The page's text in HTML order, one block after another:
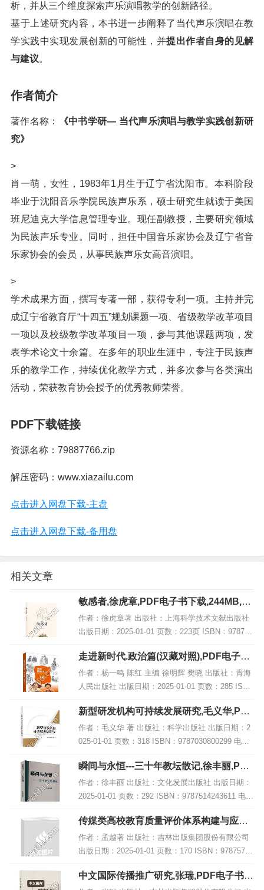
析，并从三个维度探索声乐演唱教学的创新路径。
基于上述研究内容，本书进一步阐释了当代声乐演唱在教
学实践中实现发展创新的可能性，并提出作者自身的见解
与建议。
作者简介
著作名称：
《中书学研— 当代声乐演唱与教学实践创新研
究》
>
肖一萌，女性，1983年1月生于辽宁省沈阳市。本科阶段
毕业于沈阳音乐学院民族声乐系，硕士研究生就读于美国
班尼迪克大学信息管理专业。现任副教授，主要研究领域
为民族声乐专业。同时，担任中国音乐家协会及辽宁省音
乐家协会的会员，从事民族声乐女高音演唱。
>
学术成果方面，撰写专著一部，获得专利一项。主持并完
成辽宁省教育厅“十四五”规划课题一项、省级教学改革项目
一项以及校级教学改革项目一项，参与其他课题两项，发
表学术论文十余篇。在多年的职业生涯中，专注于民族声
乐的教学工作，持续优化教学方式，并多次参与各类演出
活动，荣获教育协会授予的优秀教师荣誉。
PDF下载链接
资源名称：79887766.zip
解压密码：www.xiazailu.com
点击进入网盘下载-主盘
点击进入网盘下载-备用盘
相关文章
敏感者,徐虎章,PDF电子书下载,244MB,网
盘资源
作者：徐虎章著 出版社：上海科学技术文献出版社
出版日期：2025-01-01 页数：223页 ISBN：978754
3991064 电子书大小：244MB [高清扫描版PDF格
式] 内容简...
走进新时代.政治篇(汉藏对照),PDF电子书
网盘下载
作者：杨一鸣 陈红 主编 徐明辉 樊晓 出版社：青海
人民出版社 出版日期：2025-01-01 页数：285 ISB
N：9787225066783 电子书大小：178MB [高清扫描
版P...
新型研发机构可持续发展研究,毛义华,PDF
电子书网盘下载
作者：毛义华 著 出版社：科学出版社 出版日期：2
025-01-01 页数：318 ISBN：9787030800299 电子
书大小：185MB [高清扫描版PDF格式] 内容简介 在
新一轮...
瞬间与永恒---三十年教坛散记,徐丰丽,PDF
电子书网盘下载
作者：徐丰丽 出版社：文化发展出版社 出版日期：
2025-01-01 页数：292 ISBN：9787514243611 电子
书大小：250MB [高清扫描版PDF格式] 内容简介 在
教育领...
传媒类高校教育质量评价体系构建与应用
研究,PDF电子书下载
作者：孟越著 出版社：吉林出版集团股份有限公司
出版日期：2025-01-01 页数：170 ISBN：97875731
51148 电子书大小：229MB [高清扫描版PDF格式]
内容简介...
中文国际传播推广研究,张瑞,PDF电子书下
载,网盘资源